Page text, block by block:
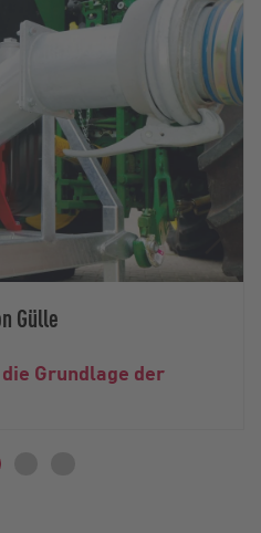
Gülle
Grundlage der